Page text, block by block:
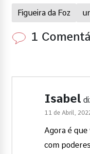
Figueira da Foz
1
Isabel
11 de Abril,
Agora é que
com